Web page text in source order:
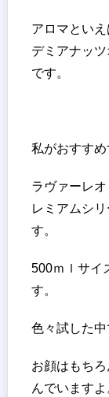
アロマとい
デミアナッ
です。
私がおすす
ラヴァーレ
レミアムシ
す。
500ｍｌサイ
す。
色々試した中
お顔はもち
んでいますよ